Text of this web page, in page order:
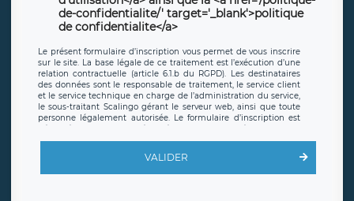
de-confidentialite/' target='_blank'>politique
de confidentialite</a>
Le présent formulaire d’inscription vous permet de vous inscrire
sur le site. La base légale de ce traitement est l’exécution d’une
relation contractuelle (article 6.1.b du RGPD). Les destinataires
des données sont le responsable de traitement, le service client
et le service technique en charge de l’administration du service,
le sous-traitant Scalingo gérant le serveur web, ainsi que toute
personne légalement autorisée. Le formulaire d’inscription est
offrant desclauses de protection conformes au RGPD. Les
en sollicite la suppression, étant entendu que vous pouvez
demander la suppression de vos données et retirer votre
VALIDER